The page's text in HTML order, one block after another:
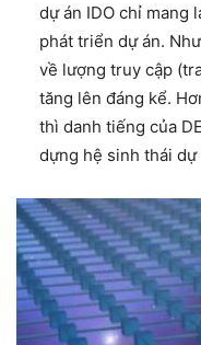
dự án IDO chỉ mang
phát triển dự án.
về lượng truy cập
tăng lên đáng kể.
thì danh tiếng của
dựng hệ sinh thái dự